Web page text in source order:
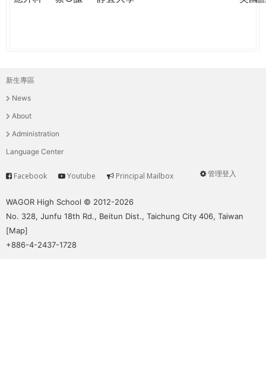
主
選
單
新生專區
News
About
Administration
Language Center
User
管理登入
Service
Facebook Youtube Principal Mailbox
WAGOR High School © 2012-2026
No. 328, Junfu 18th Rd., Beitun Dist., Taichung City 406, Taiwan
[Map]
+886-4-2437-1728